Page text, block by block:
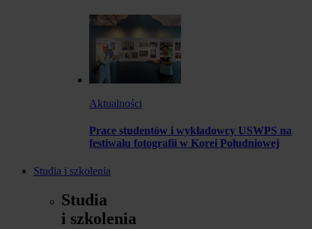
Aktualności
Prace studentów i wykładowcy USWPS na
festiwalu fotografii w Korei Południowej
Studia i szkolenia
Studia
i szkolenia